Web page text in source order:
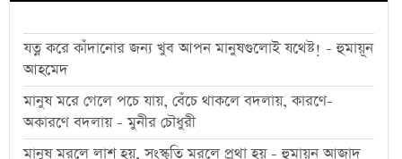
যত্ন করে কাঁদানোর জন্য খুব আপন মানুষগুলোই যথেষ্ট! - হুমায়ূন
আহমেদ
মানুষ মরে গেলে পচে যায়, বেঁচে থাকলে বদলায়, কারণে-
অকারণে বদলায় - মুনীর চৌধুরী
মানুষ মরলে লাশ হয়, সংস্কৃতি মরলে প্রথা হয় - হুমায়ূন আজাদ